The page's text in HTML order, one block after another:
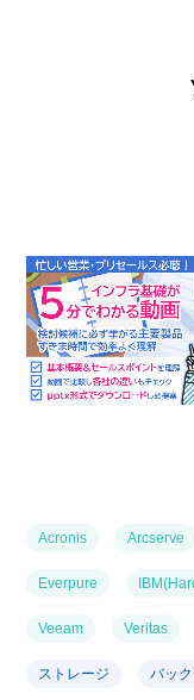
Acronis Arcserve
Everpure
Veeam Veritas
ストレージ バッ